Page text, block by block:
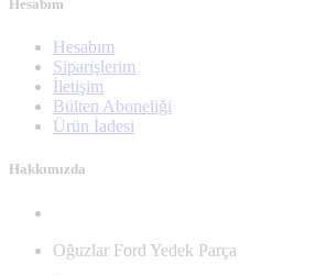
Hesabım
Hesabım
Siparişlerim
İletişim
Bülten Aboneliği
Ürün İadesi
Hakkımızda
Oğuzlar Ford Yedek Parça